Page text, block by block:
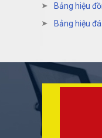
Bảng hiệu
Bảng hiệu